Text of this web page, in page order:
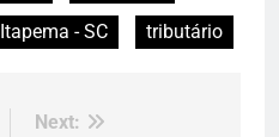
Itapema - SC tributário
Next: